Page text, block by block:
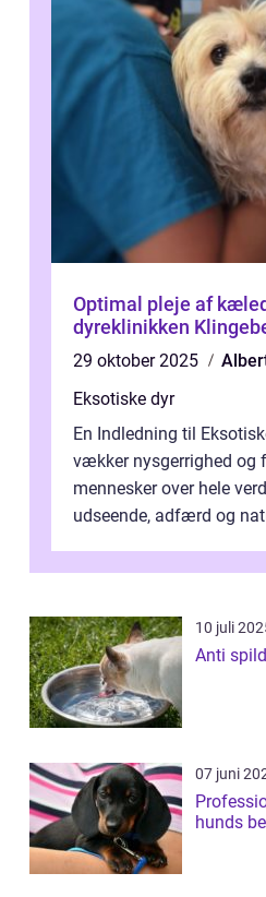
Optimal pleje af
dyreklinikken
29 oktober 2025
Eksotiske dyr
En Indledning til
vækker nysgerrighed og
mennesker over hele
udseende, adfærd og
10 juli
Anti
07 juni
hunds